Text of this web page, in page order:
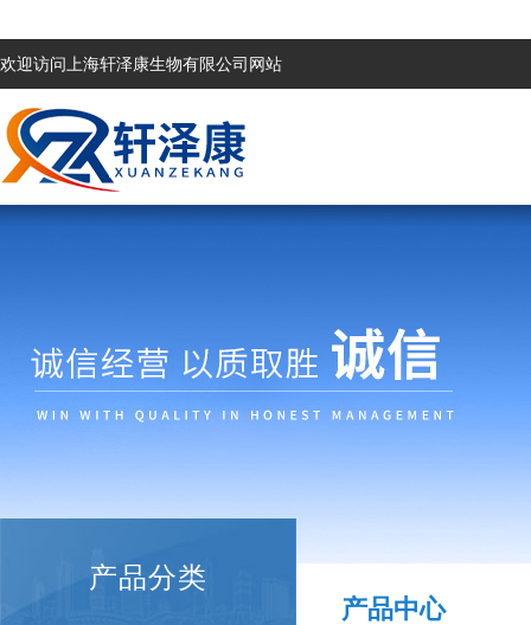
欢迎访问上海轩泽康生物有限公司网站
产品分类
产品中心